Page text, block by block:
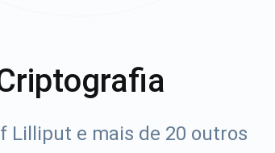
Lilliput e mais de 20 outros